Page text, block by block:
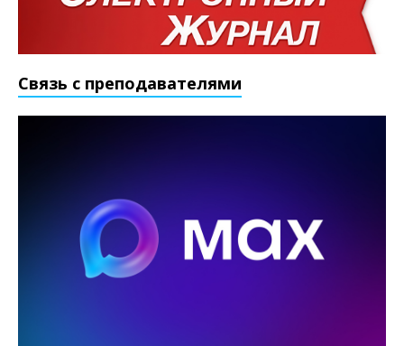
Связь с преподавателями